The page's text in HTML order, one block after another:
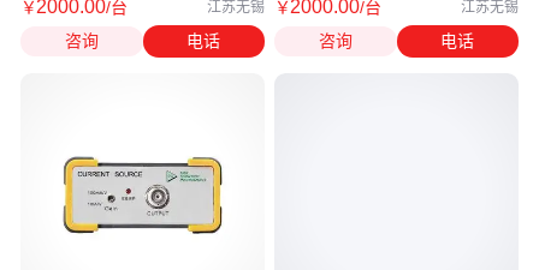
￥2000.00/台 江苏无锡
咨询 电话
￥2000.00/台 江苏无锡
咨询 电话